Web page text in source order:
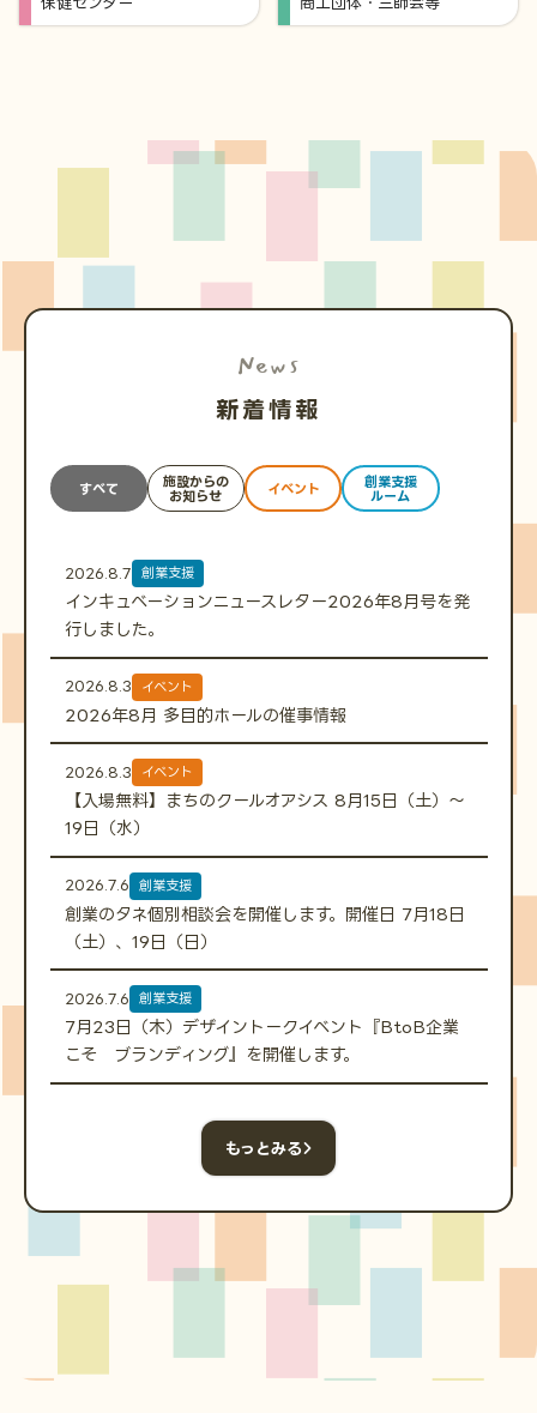
News
新着情報
すべて
施設からの
お知らせ
イベント
創業支援
ルーム
2026.8.7 創業支援
インキュベーションニュースレター2026年8月号を発
行しました。
2026.8.3 イベント
2026年8月 多目的ホールの催事情報
2026.8.3 イベント
【入場無料】まちのクールオアシス 8月15日（土）〜
19日（水）
2026.7.6 創業支援
創業のタネ個別相談会を開催します。開催日 7月18日
（土）、19日（日）
2026.7.6 創業支援
7月23日（木）デザイントークイベント『BtoB企業
こそ ブランディング』を開催します。
もっとみる